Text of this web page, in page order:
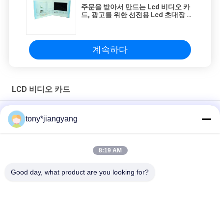
주문을 받아서 만드는 Lcd 비디오 카
드, 광고를 위한 선전용 Lcd 초대장 인
계속하다
LCD 비디오 카드
촉진 선물 광고를 위한 주문을 받아서 만들어진 90*50mm LCD 비
디오 카드tony*jiangyang
8:19 AM
Good day, what product are you looking for?